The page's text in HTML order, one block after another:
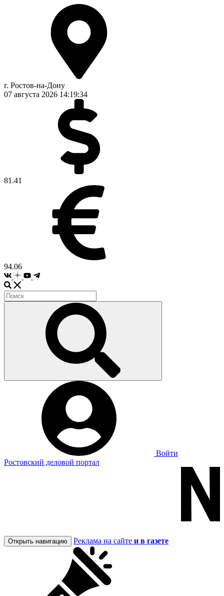
г. Ростов-на-Дону
07 августа 2026 14:19:34
81.41
94.06
Войти
Ростовский деловой портал
Открыть навигацию Реклама на сайте и в газете